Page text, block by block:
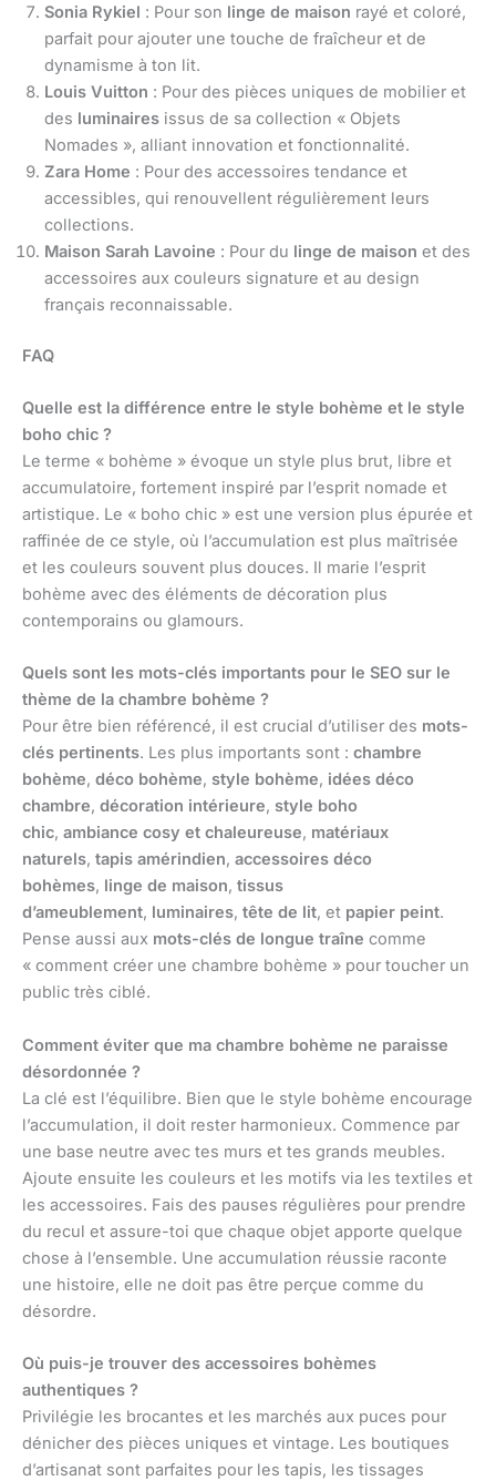
Sonia Rykiel : Pour son linge de maison rayé et coloré,
parfait pour ajouter une touche de fraîcheur et de
dynamisme à ton lit.
Louis Vuitton : Pour des pièces uniques de mobilier et
des luminaires issus de sa collection « Objets
Nomades », alliant innovation et fonctionnalité.
Zara Home : Pour des accessoires tendance et
accessibles, qui renouvellent régulièrement leurs
collections.
Maison Sarah Lavoine : Pour du linge de maison et des
accessoires aux couleurs signature et au design
français reconnaissable.
FAQ
Quelle est la différence entre le style bohème et le style
boho chic ?
Le terme « bohème » évoque un style plus brut, libre et
accumulatoire, fortement inspiré par l’esprit nomade et
artistique. Le « boho chic » est une version plus épurée et
raffinée de ce style, où l’accumulation est plus maîtrisée
et les couleurs souvent plus douces. Il marie l’esprit
bohème avec des éléments de décoration plus
contemporains ou glamours.
Quels sont les mots-clés importants pour le SEO sur le
thème de la chambre bohème ?
Pour être bien référencé, il est crucial d’utiliser des mots-
clés pertinents. Les plus importants sont : chambre
bohème, déco bohème, style bohème, idées déco
chambre, décoration intérieure, style boho
chic, ambiance cosy et chaleureuse, matériaux
naturels, tapis amérindien, accessoires déco
bohèmes, linge de maison, tissus
d’ameublement, luminaires, tête de lit, et papier peint.
Pense aussi aux mots-clés de longue traîne comme
« comment créer une chambre bohème » pour toucher un
public très ciblé.
Comment éviter que ma chambre bohème ne paraisse
désordonnée ?
La clé est l’équilibre. Bien que le style bohème encourage
l’accumulation, il doit rester harmonieux. Commence par
une base neutre avec tes murs et tes grands meubles.
Ajoute ensuite les couleurs et les motifs via les textiles et
les accessoires. Fais des pauses régulières pour prendre
du recul et assure-toi que chaque objet apporte quelque
chose à l’ensemble. Une accumulation réussie raconte
une histoire, elle ne doit pas être perçue comme du
désordre.
Où puis-je trouver des accessoires bohèmes
authentiques ?
Privilégie les brocantes et les marchés aux puces pour
dénicher des pièces uniques et vintage. Les boutiques
d’artisanat sont parfaites pour les tapis, les tissages